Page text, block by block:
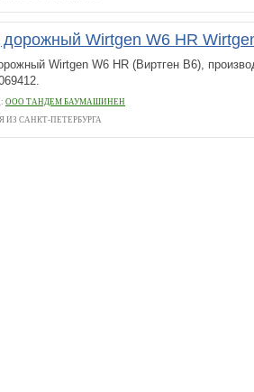
дорожный Wirtgen W6 HR
Wirtgen W6 HR (Виртген В6),
ООО ТАНДЕМ БАУМАШИНЕН
САНКТ-ПЕТЕРБУРГА